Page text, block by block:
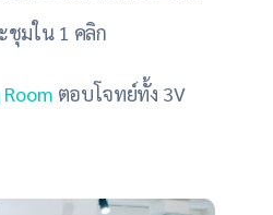
ชุมใน 1 คลิก
ตอบโจทย์ทั้ง 3V